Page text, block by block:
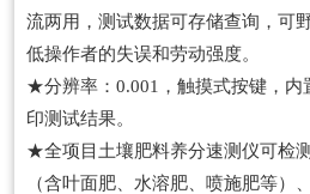
流两用，测试数据可存储查询，可
低操作者的失误和劳动强度。
★分辨率：0.001，触摸式按键，内
印测试结果。
★全项目土壤肥料养分速测仪可检
（含叶面肥、水溶肥、喷施肥等）